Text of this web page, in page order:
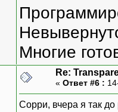
Многие
Re:
« Ответ #6 :
Сорри, вчера я так